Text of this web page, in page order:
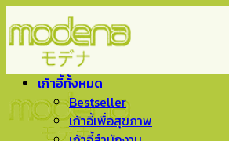
to
content
เก้าอี้ทั้งหมด
Bestseller
เก้าอี้เพื่อสุขภาพ